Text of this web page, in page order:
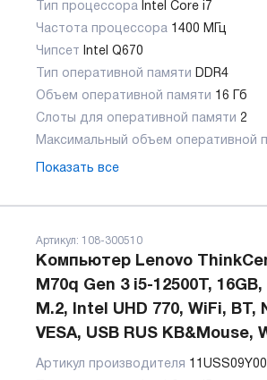
Тип процессора Intel Core i7
Частота процессора 1400 МГц
Чипсет
Intel Q670
Тип оперативной памяти DDR4
Объем оперативной памяти 16 Гб
Слоты для оперативной памяти 2
Максимальный объем оперативной
Показать все
Артикул: 108-300510
Компьютер Lenovo
M70q Gen 3 i5-12500T, 16GB,
M.2, Intel UHD 770, WiFi, BT,
VESA, USB RUS KB&Mouse,
Артикул производителя 11USS09Y00